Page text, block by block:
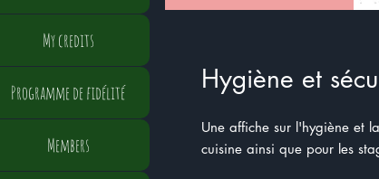
Hygiène et
Une affiche sur l'hygiène et
cuisine ainsi que pour les
My credits
Programme de fidélité
Members